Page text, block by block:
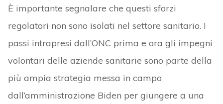
È importante segnalare che questi sforzi
regolatori non sono isolati nel settore sanitario. I
passi intrapresi dall’ONC prima e ora gli impegni
volontari delle aziende sanitarie sono parte della
più ampia strategia messa in campo
dall’amministrazione Biden per giungere a una